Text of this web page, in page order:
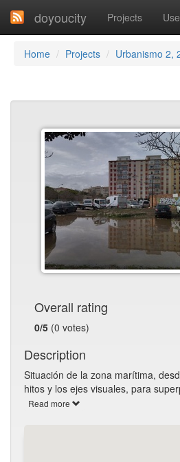
doyoucity Projects
Home Projects Urbanismo 2,
Overall rating
0/5 (0 votes)
Description
Situación de la zona marítima,
hitos y los ejes visuales, para
Read more